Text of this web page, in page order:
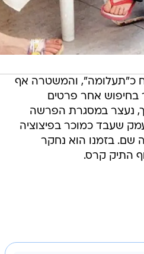
כ"תעלומה", והמשטרה אף
בחיפוש אחר פרטים
נעצר במסגרת הפרשה
שעבד כמוכר בפיצוציה
שם. בזמנו הוא נחקר
התיק קרס.